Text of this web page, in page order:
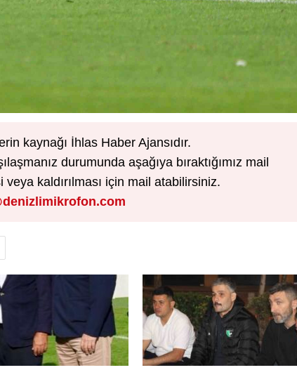
kaynağı İhlas Haber Ajansıdır.
durumunda aşağıya bıraktığımız mail
kaldırılması için mail atabilirsiniz.